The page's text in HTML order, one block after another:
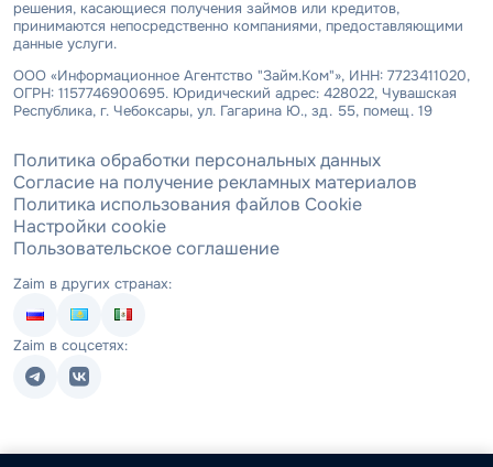
решения, касающиеся получения займов или кредитов,
принимаются непосредственно компаниями, предоставляющими
данные услуги.
ООО «Информационное Агентство "Займ.Ком"», ИНН: 7723411020,
ОГРН: 1157746900695. Юридический адрес: 428022, Чувашская
Республика, г. Чебоксары, ул. Гагарина Ю., зд. 55, помещ. 19
Политика обработки персональных данных
Согласие на получение рекламных материалов
Политика использования файлов Cookie
Настройки cookie
Пользовательское соглашение
Zaim в других странах:
Zaim в соцсетях: